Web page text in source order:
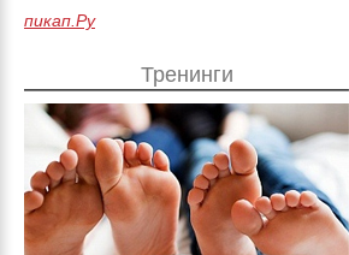
пикап.Ру
Тренинги